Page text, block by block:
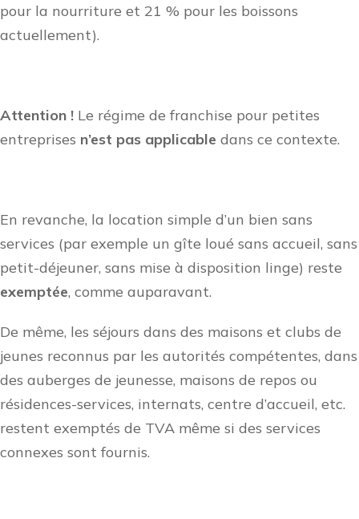
pour la nourriture et 21 % pour les boissons
actuellement).
Attention ! Le régime de franchise pour petites
entreprises n’est pas applicable dans ce contexte.
En revanche, la location simple d’un bien sans
services (par exemple un gîte loué sans accueil, sans
petit-déjeuner, sans mise à disposition linge) reste
exemptée, comme auparavant.
De même, les séjours dans des maisons et clubs de
jeunes reconnus par les autorités compétentes, dans
des auberges de jeunesse, maisons de repos ou
résidences-services, internats, centre d’accueil, etc.
restent exemptés de TVA même si des services
connexes sont fournis.